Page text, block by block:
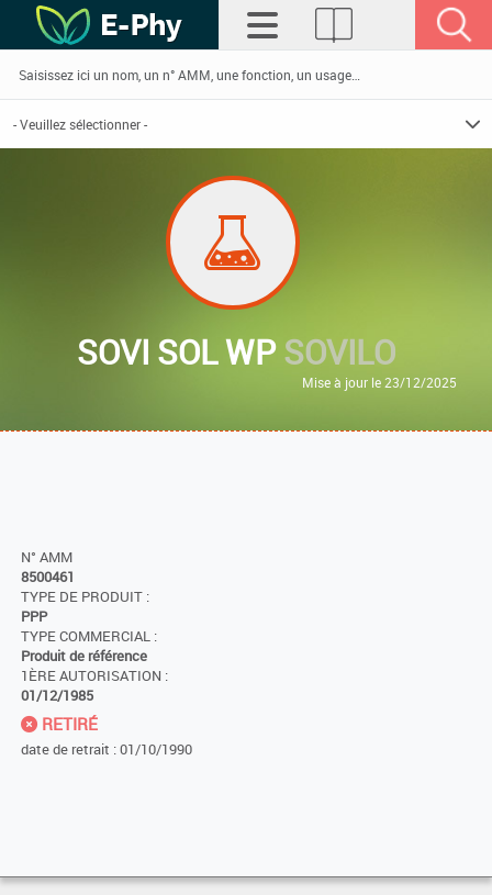
SOVI SOL WPSOVILO
Mise à jour le 23/12/2025
N° AMM
8500461
TYPE DE PRODUIT :
PPP
TYPE COMMERCIAL :
Produit de référence
1ÈRE AUTORISATION :
01/12/1985
RETIRÉ
date de retrait : 01/10/1990